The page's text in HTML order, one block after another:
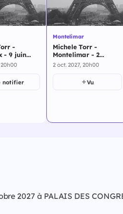
-
- 9 juin
notifier
Montelimar
Michele Torr -
Montelimar - 2
octobre 2027
2 oct. 2027, 20h00
Vu
2027 à PALAIS DES